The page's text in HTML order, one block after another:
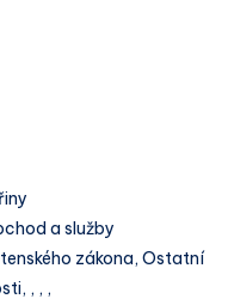
a služby
zákona, Ostatní
, , ,